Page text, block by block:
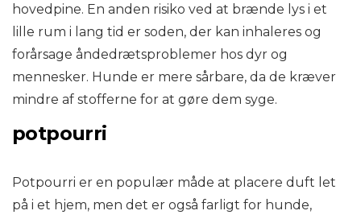
hovedpine. En anden risiko ved at brænde lys i et
lille rum i lang tid er soden, der kan inhaleres og
forårsage åndedrætsproblemer hos dyr og
mennesker. Hunde er mere sårbare, da de kræver
mindre af stofferne for at gøre dem syge.
potpourri
Potpourri er en populær måde at placere duft let
på i et hjem, men det er også farligt for hunde,